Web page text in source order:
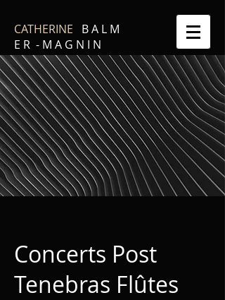
CATHERINE B A L M
E R - M A G N I N
Concerts Post
Tenebras Flûtes